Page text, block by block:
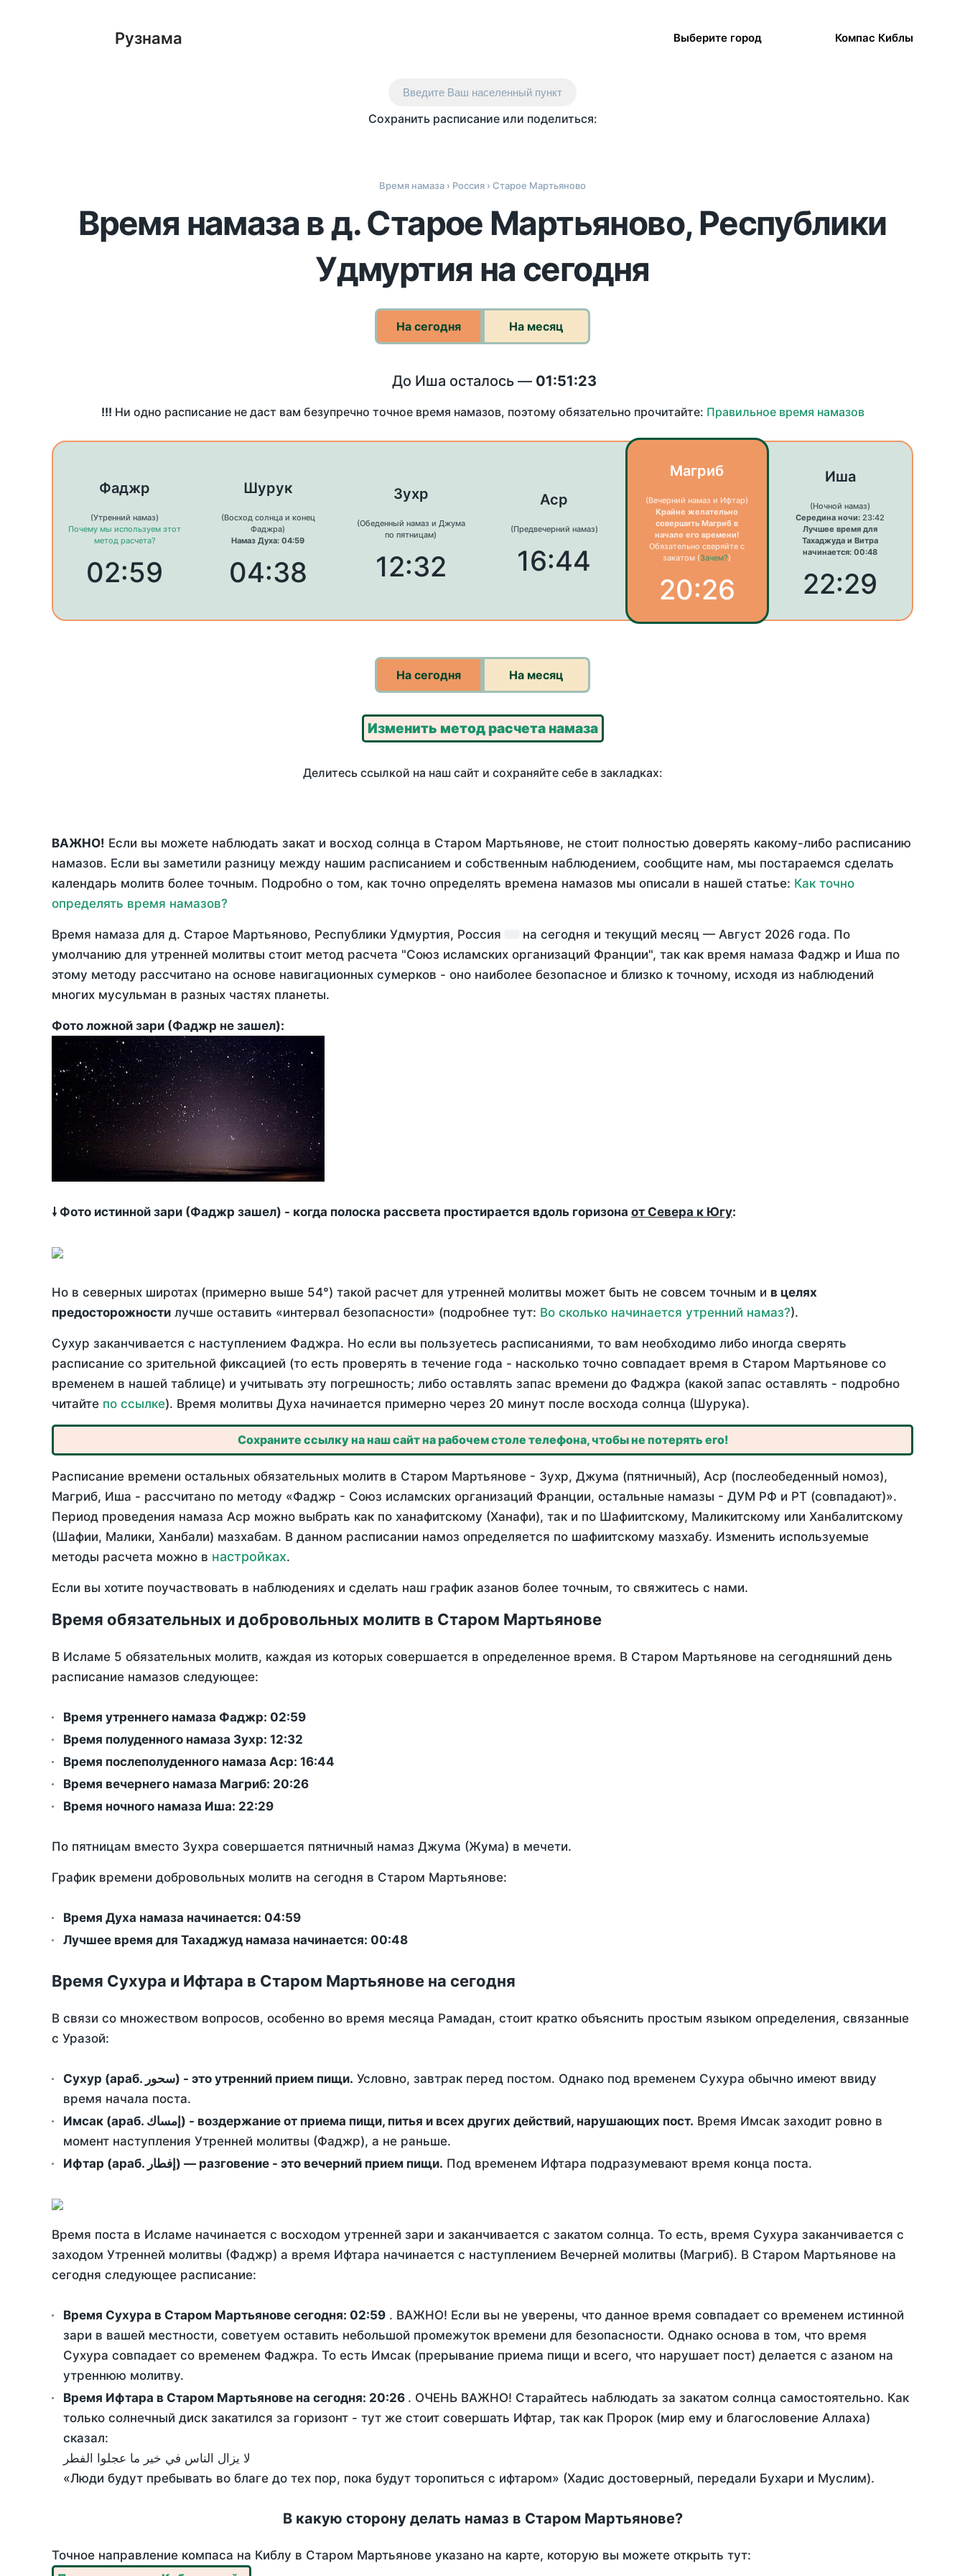
Рузнама Выберите город Компас Киблы
Введите Ваш населенный пункт
Сохранить расписание или поделиться:
Время намаза › Россия › Старое Мартьяново
Время намаза в д. Старое Мартьяново, Республики
Удмуртия на сегодня
На сегодня На месяц
До Иша осталось — 01:51:23
!!! Ни одно расписание не даст вам безупречно точное время намазов, поэтому обязательно прочитайте: Правильное время намазов
Фаджр
(Утренний намаз)
Почему мы используем этот
метод расчета?
02:59
Шурук
(Восход солнца и конец
Фаджра)
Намаз Духа: 04:59
04:38
Зухр
(Обеденный намаз и Джума
по пятницам)
12:32
Аср
(Предвечерний намаз)
16:44
Магриб
(Вечерний намаз и Ифтар)
Крайне желательно
совершить Магриб в
начале его времени!
Обязательно сверяйте с
закатом (Зачем?)
20:26
Иша
(Ночной намаз)
Середина ночи: 23:42
Лучшее время для
Тахаджуда и Витра
начинается: 00:48
22:29
На сегодня На месяц
Изменить метод расчета намаза
Делитесь ссылкой на наш сайт и сохраняйте себе в закладках:
ВАЖНО! Если вы можете наблюдать закат и восход солнца в Старом Мартьянове, не стоит полностью доверять какому-либо расписанию
намазов. Если вы заметили разницу между нашим расписанием и собственным наблюдением, сообщите нам, мы постараемся сделать
календарь молитв более точным. Подробно о том, как точно определять времена намазов мы описали в нашей статье: Как точно
определять время намазов?
Время намаза для д. Старое Мартьяново, Республики Удмуртия, Россия на сегодня и текущий месяц — Август 2026 года. По
умолчанию для утренней молитвы стоит метод расчета "Союз исламских организаций Франции", так как время намаза Фаджр и Иша по
этому методу рассчитано на основе навигационных сумерков - оно наиболее безопасное и близко к точному, исходя из наблюдений
многих мусульман в разных частях планеты.
Фото ложной зари (Фаджр не зашел):
🠗 Фото истинной зари (Фаджр зашел) - когда полоска рассвета простирается вдоль горизона от Севера к Югу:
Но в северных широтах (примерно выше 54°) такой расчет для утренней молитвы может быть не совсем точным и в целях
предосторожности лучше оставить «интервал безопасности» (подробнее тут: Во сколько начинается утренний намаз?).
Сухур заканчивается с наступлением Фаджра. Но если вы пользуетесь расписаниями, то вам необходимо либо иногда сверять
расписание со зрительной фиксацией (то есть проверять в течение года - насколько точно совпадает время в Старом Мартьянове со
временем в нашей таблице) и учитывать эту погрешность; либо оставлять запас времени до Фаджра (какой запас оставлять - подробно
читайте по ссылке). Время молитвы Духа начинается примерно через 20 минут после восхода солнца (Шурука).
Сохраните ссылку на наш сайт на рабочем столе телефона, чтобы не потерять его!
Расписание времени остальных обязательных молитв в Старом Мартьянове - Зухр, Джума (пятничный), Аср (послеобеденный номоз),
Магриб, Иша - рассчитано по методу «Фаджр - Союз исламских организаций Франции, остальные намазы - ДУМ РФ и РТ (совпадают)».
Период проведения намаза Аср можно выбрать как по ханафитскому (Ханафи), так и по Шафиитскому, Маликитскому или Ханбалитскому
(Шафии, Малики, Ханбали) мазхабам. В данном расписании намоз определяется по шафиитскому мазхабу. Изменить используемые
методы расчета можно в настройках.
Если вы хотите поучаствовать в наблюдениях и сделать наш график азанов более точным, то свяжитесь с нами.
Время обязательных и добровольных молитв в Старом Мартьянове
В Исламе 5 обязательных молитв, каждая из которых совершается в определенное время. В Старом Мартьянове на сегодняшний день
расписание намазов следующее:
Время утреннего намаза Фаджр: 02:59
Время полуденного намаза Зухр: 12:32
Время послеполуденного намаза Аср: 16:44
Время вечернего намаза Магриб: 20:26
Время ночного намаза Иша: 22:29
По пятницам вместо Зухра совершается пятничный намаз Джума (Жума) в мечети.
График времени добровольных молитв на сегодня в Старом Мартьянове:
Время Духа намаза начинается: 04:59
Лучшее время для Тахаджуд намаза начинается: 00:48
Время Сухура и Ифтара в Старом Мартьянове на сегодня
В связи со множеством вопросов, особенно во время месяца Рамадан, стоит кратко объяснить простым языком определения, связанные
с Уразой:
Сухур (араб. سحور) - это утренний прием пищи. Условно, завтрак перед постом. Однако под временем Сухура обычно имеют ввиду
время начала поста.
Имсак (араб. إمساك) - воздержание от приема пищи, питья и всех других действий, нарушающих пост. Время Имсак заходит ровно в
момент наступления Утренней молитвы (Фаджр), а не раньше.
Ифтар (араб. إفطار) — разговение - это вечерний прием пищи. Под временем Ифтара подразумевают время конца поста.
Время поста в Исламе начинается с восходом утренней зари и заканчивается с закатом солнца. То есть, время Сухура заканчивается с
заходом Утренней молитвы (Фаджр) а время Ифтара начинается с наступлением Вечерней молитвы (Магриб). В Старом Мартьянове на
сегодня следующее расписание:
Время Сухура в Старом Мартьянове сегодня: 02:59 . ВАЖНО! Если вы не уверены, что данное время совпадает со временем истинной
зари в вашей местности, советуем оставить небольшой промежуток времени для безопасности. Однако основа в том, что время
Сухура совпадает со временем Фаджра. То есть Имсак (прерывание приема пищи и всего, что нарушает пост) делается с азаном на
утреннюю молитву.
Время Ифтара в Старом Мартьянове на сегодня: 20:26 . ОЧЕНЬ ВАЖНО! Старайтесь наблюдать за закатом солнца самостоятельно. Как
только солнечный диск закатился за горизонт - тут же стоит совершать Ифтар, так как Пророк (мир ему и благословение Аллаха)
сказал:
لا يزال الناس في خير ما عجلوا الفطر
«Люди будут пребывать во благе до тех пор, пока будут торопиться с ифтаром» (Хадис достоверный, передали Бухари и Муслим).
В какую сторону делать намаз в Старом Мартьянове?
Точное направление компаса на Киблу в Старом Мартьянове указано на карте, которую вы можете открыть тут: